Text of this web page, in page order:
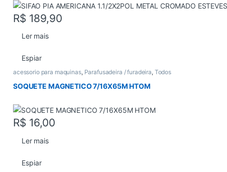
R$ 189,90
Ler mais
Espiar
acessorio para maquinas, Parafusadeira / furadeira, Todos
SOQUETE MAGNETICO 7/16X65M HTOM
R$ 16,00
Ler mais
Espiar